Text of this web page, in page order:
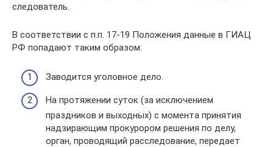
следователь.
В соответствии с п.п. 17-19 Положения данные в ГИАЦ
РФ попадают таким образом:
Заводится уголовное дело.
На протяжении суток (за исключением
праздников и выходных) с момента принятия
надзирающим прокурором решения по делу,
орган, проводящий расследование, передает